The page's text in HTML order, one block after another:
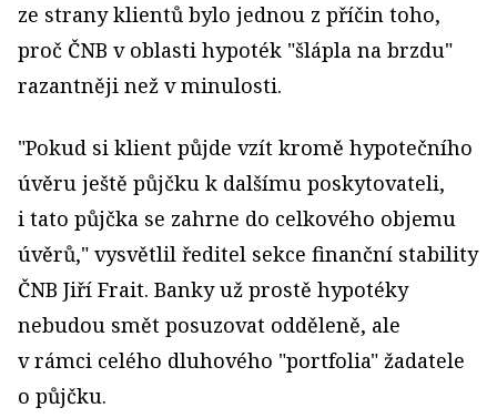
ze strany klientů bylo jednou z příčin toho,
proč ČNB v oblasti hypoték "šlápla na brzdu"
razantněji než v minulosti.
"Pokud si klient půjde vzít kromě hypotečního
úvěru ještě půjčku k dalšímu poskytovateli,
i tato půjčka se zahrne do celkového objemu
úvěrů," vysvětlil ředitel sekce finanční stability
ČNB Jiří Frait. Banky už prostě hypotéky
nebudou smět posuzovat odděleně, ale
v rámci celého dluhového "portfolia" žadatele
o půjčku.